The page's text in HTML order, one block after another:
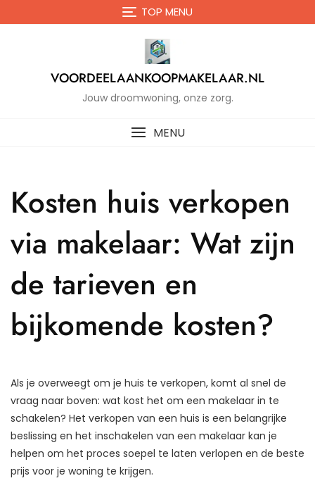
de
TOP MENU
VOORDEELAANKOOPMAKELAAR.NL
Jouw droomwoning, onze zorg.
MENU
Kosten huis verkopen
via makelaar: Wat zijn
de tarieven en
bijkomende kosten?
Als je overweegt om je huis te verkopen, komt al snel de
vraag naar boven: wat kost het om een makelaar in te
schakelen? Het verkopen van een huis is een belangrijke
beslissing en het inschakelen van een makelaar kan je
helpen om het proces soepel te laten verlopen en de beste
prijs voor je woning te krijgen.